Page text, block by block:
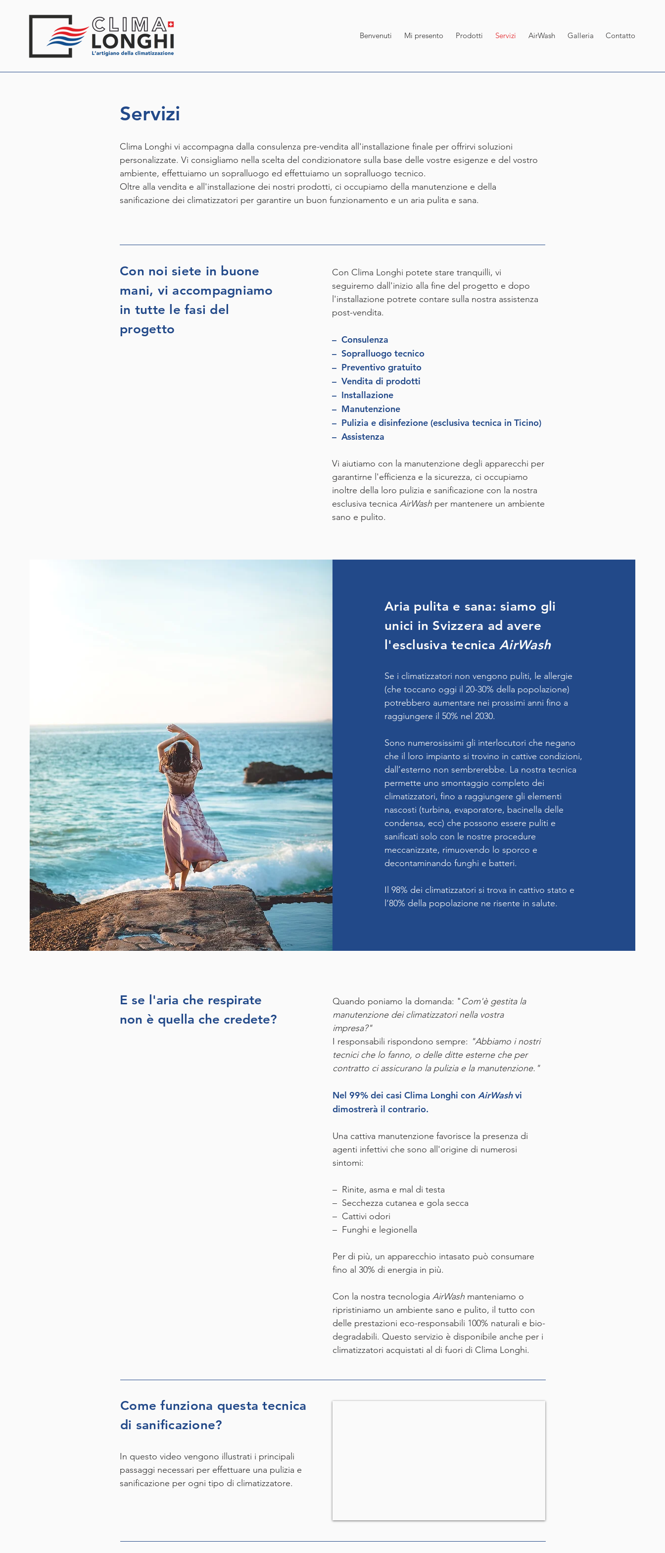
Benvenuti Mi presento Prodotti Servizi AirWash Galleria Contatto
Servizi
Clima Longhi vi accompagna dalla consulenza pre-vendita all'installazione finale per offrirvi soluzioni
personalizzate. Vi consigliamo nella scelta del condizionatore sulla base delle vostre esigenze e del vostro
ambiente, effettuiamo un sopralluogo ed effettuiamo un sopralluogo tecnico.
Oltre alla vendita e all'installazione dei nostri prodotti, ci occupiamo della manutenzione e della
sanificazione dei climatizzatori per garantire un buon funzionamento e un aria pulita e sana.
Con noi siete in buone
mani, vi accompagniamo
in tutte le fasi del
progetto
Con Clima Longhi potete stare tranquilli, vi
seguiremo dall'inizio alla fine del progetto e dopo
l'installazione potrete contare sulla nostra assistenza
post-vendita.
– Consulenza
– Sopralluogo tecnico
– Preventivo gratuito
– Vendita di prodotti
– Installazione
– Manutenzione
– Pulizia e disinfezione (esclusiva tecnica in Ticino)
– Assistenza
Vi aiutiamo con la manutenzione degli apparecchi per
garantirne l'efficienza e la sicurezza, ci occupiamo
inoltre della loro pulizia e sanificazione con la nostra
esclusiva tecnica AirWash per mantenere un ambiente
sano e pulito.
Aria pulita e sana: siamo gli
unici in Svizzera ad avere
l'esclusiva tecnicaAirWash
Se i climatizzatori non vengono puliti, le allergie
(che toccano oggi il 20-30% della popolazione)
potrebbero aumentare nei prossimi anni fino a
raggiungere il 50% nel 2030.
Sono numerosissimi gli interlocutori che negano
che il loro impianto si trovino in cattive condizioni,
dall’esterno non sembrerebbe. La nostra tecnica
permette uno smontaggio completo dei
climatizzatori, fino a raggiungere gli elementi
nascosti (turbina, evaporatore, bacinella delle
condensa, ecc) che possono essere puliti e
sanificati solo con le nostre procedure
meccanizzate, rimuovendo lo sporco e
decontaminando funghi e batteri.
Il 98% dei climatizzatori si trova in cattivo stato e
l’80% della popolazione ne risente in salute.
E se l'aria che respirate
non è quella che credete?
Quando poniamo la domanda: "Com'è gestita la
manutenzione dei climatizzatori nella vostra
impresa?"
I responsabili rispondono sempre: "Abbiamo i nostri
tecnici che lo fanno, o delle ditte esterne che per
contratto ci assicurano la pulizia e la manutenzione."
Nel 99% dei casi Clima Longhi con AirWashvi
dimostrerà il contrario.
Una cattiva manutenzione favorisce la presenza di
agenti infettivi che sono all'origine di numerosi
sintomi:
– Rinite, asma e mal di testa
– Secchezza cutanea e gola secca
– Cattivi odori
– Funghi e legionella
Per di più, un apparecchio intasato può consumare
fino al 30% di energia in più.
Con la nostra tecnologia AirWash manteniamo o
ripristiniamo un ambiente sano e pulito, il tutto con
delle prestazioni eco-responsabili 100% naturali e bio-
degradabili. Questo servizio è disponibile anche per i
climatizzatori acquistati al di fuori di Clima Longhi.
Come funziona questa tecnica
di sanificazione?
In questo video vengono illustrati i principali
passaggi necessari per effettuare una pulizia e
sanificazione per ogni tipo di climatizzatore.